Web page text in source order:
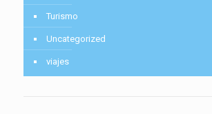
Turismo
Uncategorized
viajes